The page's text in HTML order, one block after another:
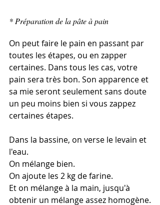
* Préparation de la pâte à pain
On peut faire le pain en passant par
toutes les étapes, ou en zapper
certaines. Dans tous les cas, votre
pain sera très bon. Son apparence et
sa mie seront seulement sans doute
un peu moins bien si vous zappez
certaines étapes.
Dans la bassine, on verse le levain et
l'eau.
On mélange bien.
On ajoute les 2 kg de farine.
Et on mélange à la main, jusqu'à
obtenir un mélange assez homogène.